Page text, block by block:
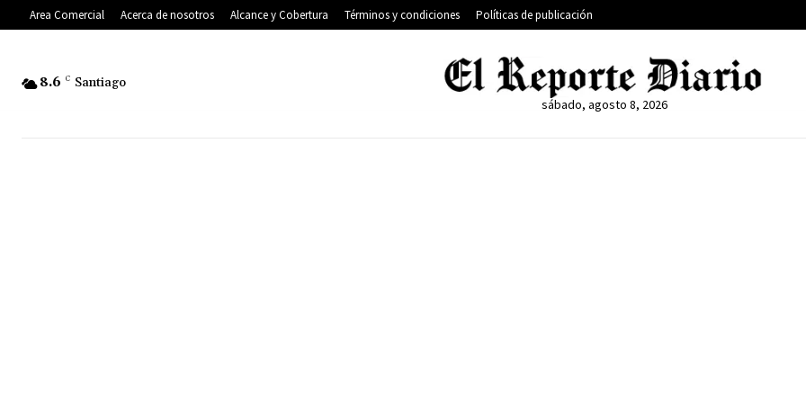
Area Comercial Acerca de nosotros Alcance y Cobertura Términos y condiciones Políticas de publicación
8.6 C Santiago
sábado, agosto 8, 2026